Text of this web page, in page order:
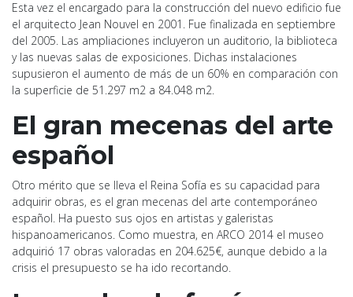
Esta vez el encargado para la construcción del nuevo edificio fue
el arquitecto Jean Nouvel en 2001. Fue finalizada en septiembre
del 2005. Las ampliaciones incluyeron un auditorio, la biblioteca
y las nuevas salas de exposiciones. Dichas instalaciones
supusieron el aumento de más de un 60% en comparación con
la superficie de 51.297 m2 a 84.048 m2.
El gran mecenas del arte
español
Otro mérito que se lleva el Reina Sofía es su capacidad para
adquirir obras, es el gran mecenas del arte contemporáneo
español. Ha puesto sus ojos en artistas y galeristas
hispanoamericanos. Como muestra, en ARCO 2014 el museo
adquirió 17 obras valoradas en 204.625€, aunque debido a la
crisis el presupuesto se ha ido recortando.